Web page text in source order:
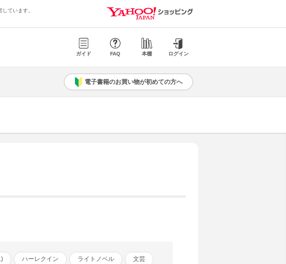
ています。
ガイド FAQ 本棚 ログイン
電子書籍のお買い物が初めての方へ
ハーレクイン ライトノベル 文芸